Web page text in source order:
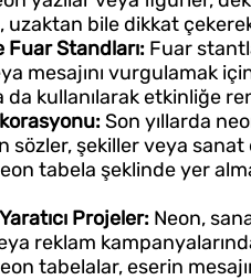
uzaktan bile dikkat
Fuar Standları: Fuar
mesajını vurgulamak
da kullanılarak etkinliğe
Son yıllarda
sözler, şekiller veya
tabela şeklinde yer
Projeler: Neon,
reklam
tabelalar, eserin